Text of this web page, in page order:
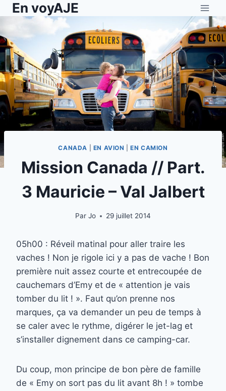
Aller
contenu
En voyAJE
CANADA EN AVION |EN CAMION
Mission Canada // Part.
3 Mauricie – Val Jalbert
Par Jo 29 juillet 2014
05h00 : Réveil matinal pour aller traire les
vaches ! Non je rigole ici y a pas de vache ! Bon
première nuit assez courte et entrecoupée de
cauchemars d’Emy et de « attention je vais
tomber du lit ! ». Faut qu’on prenne nos
marques, ça va demander un peu de temps à
se caler avec le rythme, digérer le jet-lag et
s’installer dignement dans ce camping-car.
Du coup, mon principe de bon père de famille
de « Emy on sort pas du lit avant 8h ! » tombe